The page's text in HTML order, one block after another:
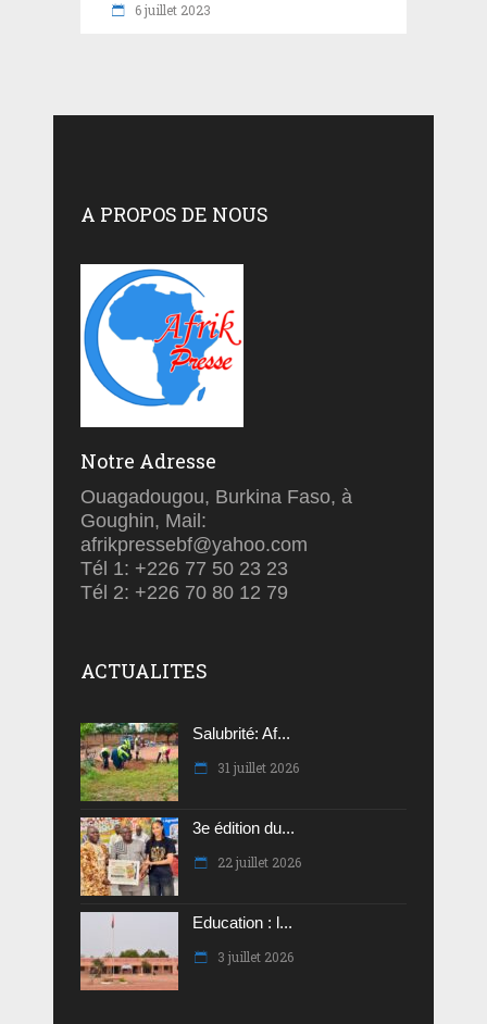
6 juillet 2023
A PROPOS DE NOUS
Notre Adresse
Ouagadougou, Burkina Faso, à
Goughin, Mail:
afrikpressebf@yahoo.com
Tél 1: +226 77 50 23 23
Tél 2: +226 70 80 12 79
ACTUALITES
Salubrité: Af...
31 juillet 2026
3e édition du...
22 juillet 2026
Education : l...
3 juillet 2026